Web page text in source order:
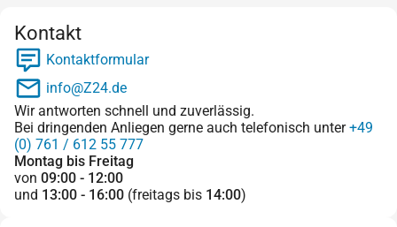
Kontakt
Kontaktformular
info@Z24.de
Wir antworten schnell und zuverlässig.
Bei dringenden Anliegen gerne auch telefonisch unter+49
(0) 761 / 612 55 777
Montag bis Freitag
von 09:00 - 12:00
und 13:00 - 16:00 (freitags bis 14:00)